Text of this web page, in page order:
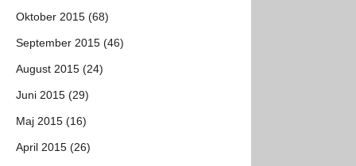
Oktober 2015 (68)
September 2015 (46)
August 2015 (24)
Juni 2015 (29)
Maj 2015 (16)
April 2015 (26)